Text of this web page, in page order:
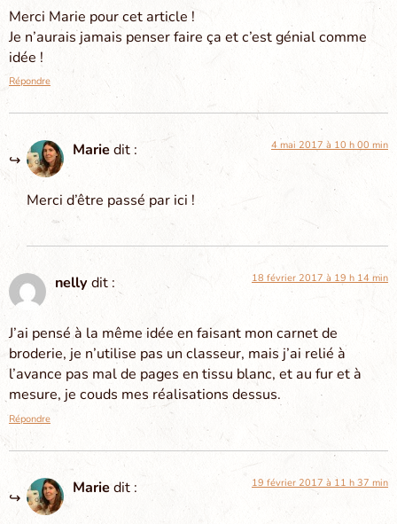
Merci Marie pour cet article !
Je n’aurais jamais penser faire ça et c’est génial comme
idée !
Répondre
Mariedit : 4 mai 2017 à 10 h 00 min
Merci d’être passé par ici !
nellydit : 18 février 2017 à 19 h 14 min
J’ai pensé à la même idée en faisant mon carnet de
broderie, je n’utilise pas un classeur, mais j’ai relié à
l’avance pas mal de pages en tissu blanc, et au fur et à
mesure, je couds mes réalisations dessus.
Répondre
Mariedit : 19 février 2017 à 11 h 37 min